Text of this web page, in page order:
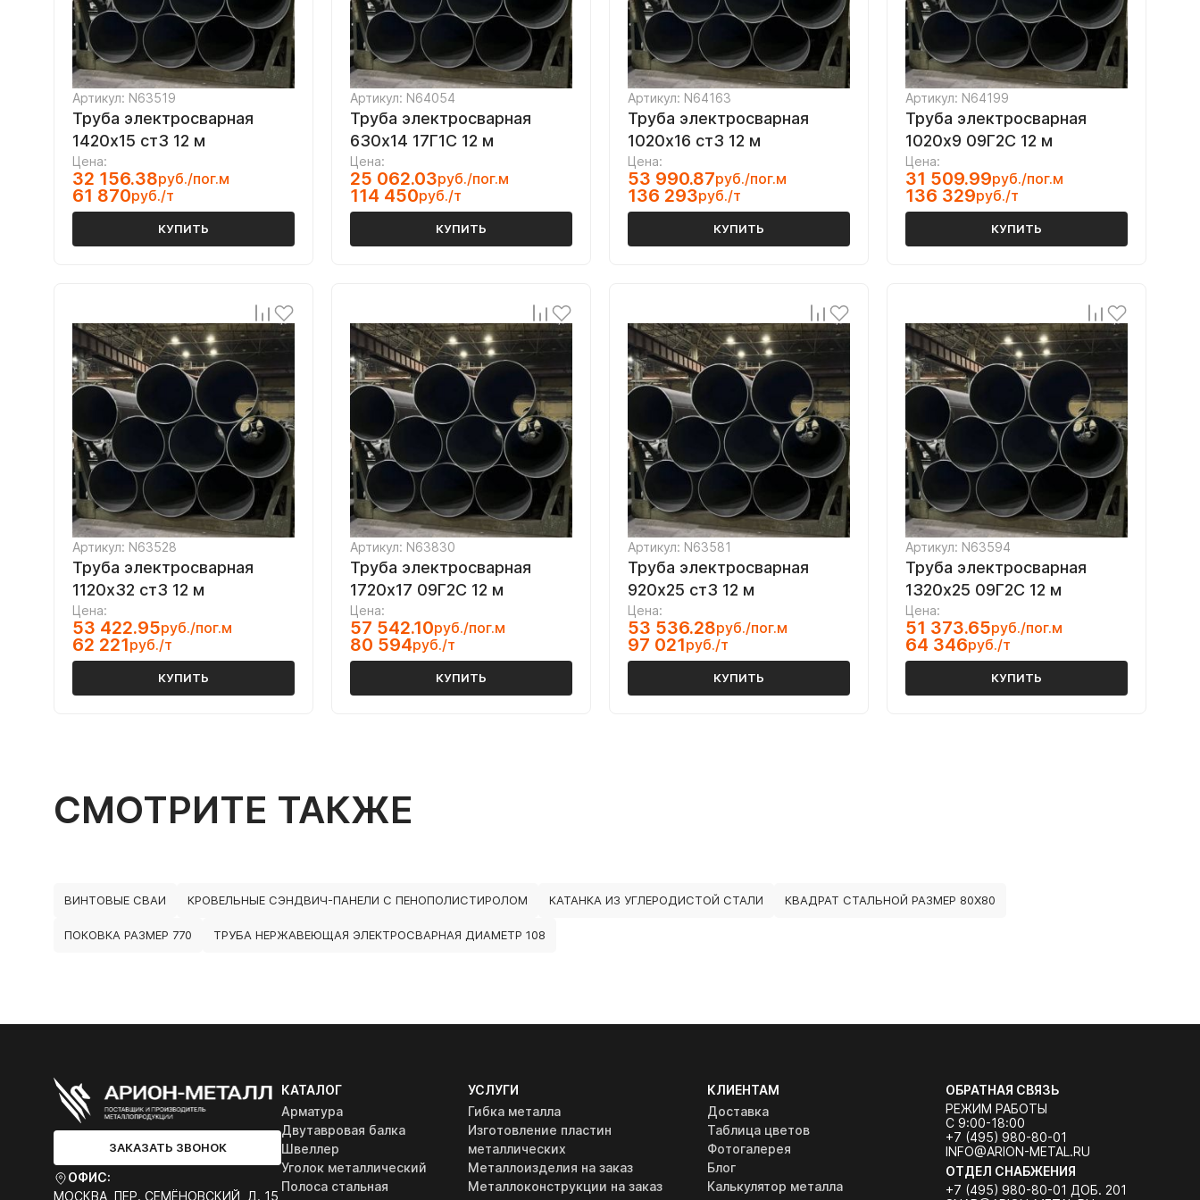
Артикул: N63519
Труба электросварная
1420х15 ст3 12 м
Цена:
32 156.38руб./пог.м
61 870руб./т
КУПИТЬ
Артикул: N64054
Труба электросварная
630х14 17Г1С 12 м
Цена:
25 062.03руб./пог.м
114 450руб./т
КУПИТЬ
Артикул: N64163
Труба электросварная
1020х16 ст3 12 м
Цена:
53 990.87руб./пог.м
136 293руб./т
КУПИТЬ
Артикул: N64199
Труба электросварная
1020х9 09Г2С 12 м
Цена:
31 509.99руб./пог.м
136 329руб./т
КУПИТЬ
Артикул: N63528
Труба электросварная
1120х32 ст3 12 м
Цена:
53 422.95руб./пог.м
62 221руб./т
КУПИТЬ
Артикул: N63830
Труба электросварная
1720х17 09Г2С 12 м
Цена:
57 542.10руб./пог.м
80 594руб./т
КУПИТЬ
Артикул: N63581
Труба электросварная
920х25 ст3 12 м
Цена:
53 536.28руб./пог.м
97 021руб./т
КУПИТЬ
Артикул: N63594
Труба электросварная
1320х25 09Г2С 12 м
Цена:
51 373.65руб./пог.м
64 346руб./т
КУПИТЬ
СМОТРИТЕ ТАКЖЕ
ВИНТОВЫЕ СВАИ КРОВЕЛЬНЫЕ СЭНДВИЧ-ПАНЕЛИ С ПЕНОПОЛИСТИРОЛОМ КАТАНКА ИЗ УГЛЕРОДИСТОЙ СТАЛИ КВАДРАТ СТАЛЬНОЙ РАЗМЕР 80Х80
ПОКОВКА РАЗМЕР 770 ТРУБА НЕРЖАВЕЮЩАЯ ЭЛЕКТРОСВАРНАЯ ДИАМЕТР 108
ЗАКАЗАТЬ ЗВОНОК
ОФИС:
МОСКВА, ПЕР. СЕМЁНОВСКИЙ, Д. 15
КАТАЛОГ
Арматура
Двутавровая балка
Швеллер
Уголок металлический
Полоса стальная
УСЛУГИ
Гибка металла
Изготовление пластин
металлических
Металлоизделия на заказ
Металлоконструкции на заказ
КЛИЕНТАМ
Доставка
Таблица цветов
Фотогалерея
Блог
Калькулятор металла
ОБРАТНАЯ СВЯЗЬ
РЕЖИМ РАБОТЫ
С 9:00-18:00
+7 (495) 980-80-01
INFO@ARION-METAL.RU
ОТДЕЛ СНАБЖЕНИЯ
+7 (495) 980-80-01 ДОБ. 201